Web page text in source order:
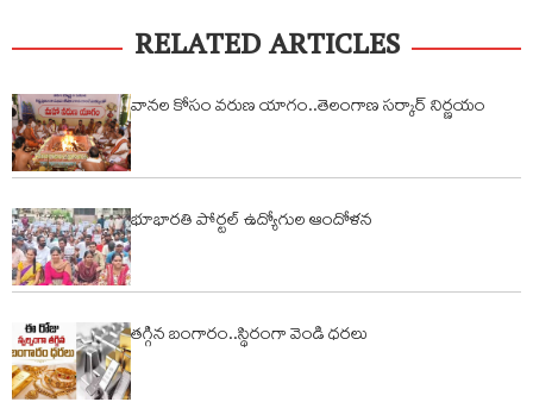
RELATED ARTICLES
వానల కోసం వరుణ యాగం..తెలంగాణ సర్కార్ నిర్ణయం
భూభారతి పోర్టల్ ఉద్యోగుల ఆందోళన
తగ్గిన బంగారం..స్థిరంగా వెండి ధరలు